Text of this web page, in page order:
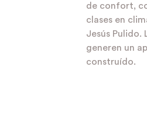
de confort,
clases en
Jesús Pulido.
generen un
construído.